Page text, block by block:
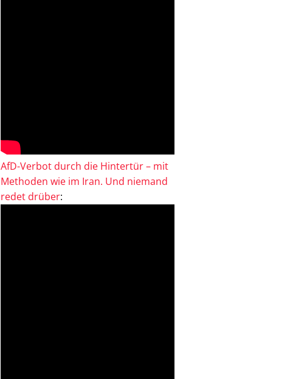
AfD-Verbot durch die Hintertür – mit
Methoden wie im Iran. Und niemand
redet drüber: